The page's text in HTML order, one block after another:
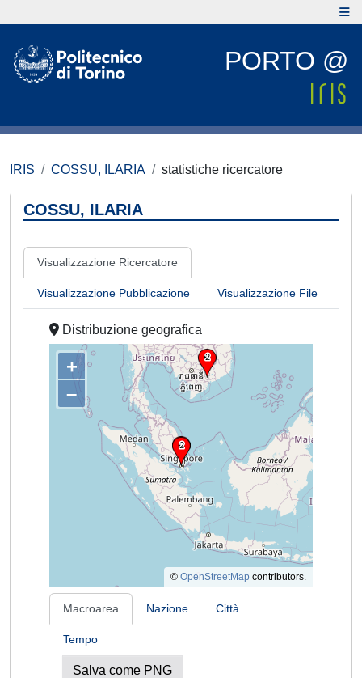
PORTO @
IRIS COSSU, ILARIA statistiche ricercatore
COSSU, ILARIA
Visualizzazione Ricercatore
Visualizzazione Pubblicazione Visualizzazione File
Distribuzione geografica
+
–
© OpenStreetMap contributors.
Macroarea Nazione Città
Tempo
Salva come PNG